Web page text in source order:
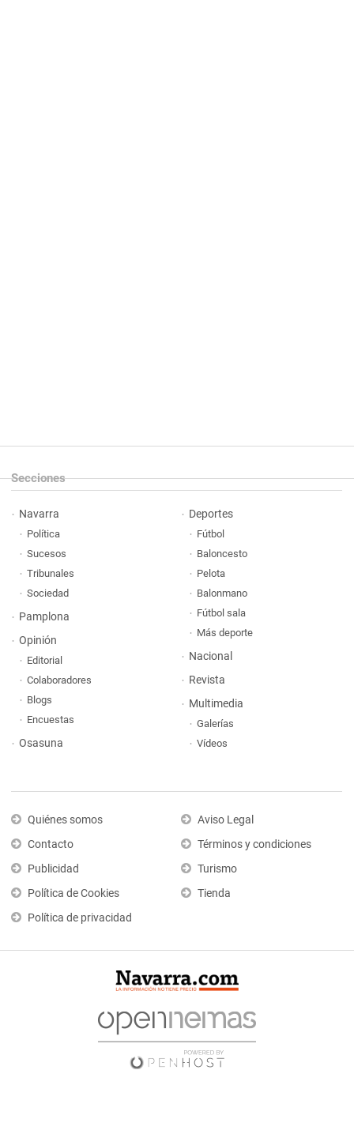
Secciones
Navarra
Política
Sucesos
Tribunales
Sociedad
Pamplona
Opinión
Editorial
Colaboradores
Blogs
Encuestas
Osasuna
Deportes
Fútbol
Baloncesto
Pelota
Balonmano
Fútbol sala
Más deporte
Nacional
Revista
Multimedia
Galerías
Vídeos
Quiénes somos
Contacto
Publicidad
Política de Cookies
Política de privacidad
Aviso Legal
Términos y condiciones
Turismo
Tienda